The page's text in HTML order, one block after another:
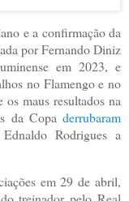
e a confirmação da
por Fernando Diniz
em 2023, e
no Flamengo e no
maus resultados na
da Copa derrubaram
Rodrigues a
em 29 de abril,